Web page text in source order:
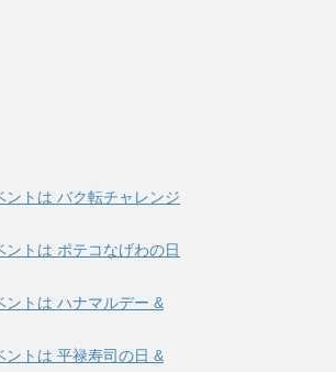
トは バク転チャレンジ
トは ポテコなげわの日
トは ハナマルデー &
トは 平禄寿司の日 &